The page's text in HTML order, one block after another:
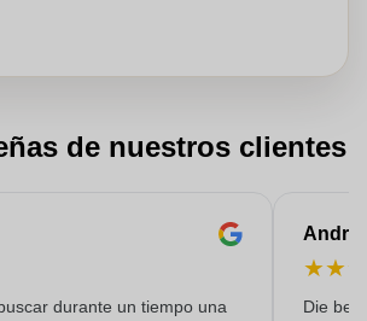
de nuestros clientes
durante un tiempo una
★★
Die